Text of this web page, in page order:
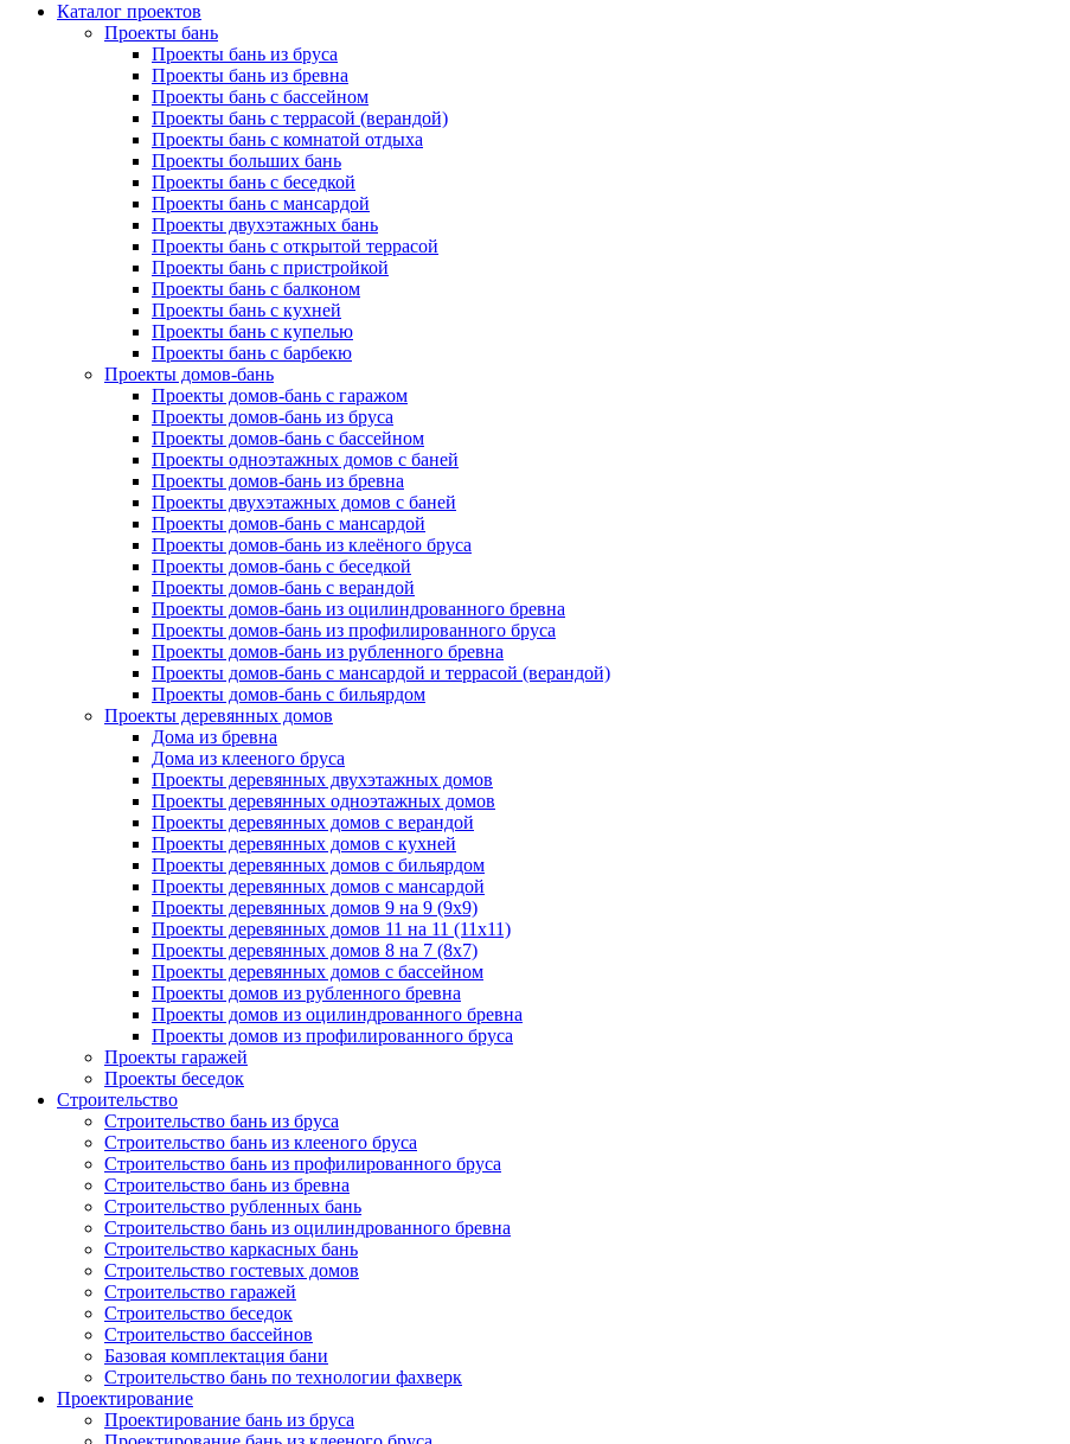
Каталог проектов
Проекты бань
Проекты бань из бруса
Проекты бань из бревна
Проекты бань с бассейном
Проекты бань с террасой (верандой)
Проекты бань с комнатой отдыха
Проекты больших бань
Проекты бань с беседкой
Проекты бань с мансардой
Проекты двухэтажных бань
Проекты бань с открытой террасой
Проекты бань с пристройкой
Проекты бань с балконом
Проекты бань с кухней
Проекты бань с купелью
Проекты бань с барбекю
Проекты домов-бань
Проекты домов-бань с гаражом
Проекты домов-бань из бруса
Проекты домов-бань с бассейном
Проекты одноэтажных домов с баней
Проекты домов-бань из бревна
Проекты двухэтажных домов с баней
Проекты домов-бань с мансардой
Проекты домов-бань из клеёного бруса
Проекты домов-бань с беседкой
Проекты домов-бань с верандой
Проекты домов-бань из оцилиндрованного бревна
Проекты домов-бань из профилированного бруса
Проекты домов-бань из рубленного бревна
Проекты домов-бань с мансардой и террасой (верандой)
Проекты домов-бань с бильярдом
Проекты деревянных домов
Дома из бревна
Дома из клееного бруса
Проекты деревянных двухэтажных домов
Проекты деревянных одноэтажных домов
Проекты деревянных домов с верандой
Проекты деревянных домов с кухней
Проекты деревянных домов с бильярдом
Проекты деревянных домов с мансардой
Проекты деревянных домов 9 на 9 (9x9)
Проекты деревянных домов 11 на 11 (11x11)
Проекты деревянных домов 8 на 7 (8x7)
Проекты деревянных домов с бассейном
Проекты домов из рубленного бревна
Проекты домов из оцилиндрованного бревна
Проекты домов из профилированного бруса
Проекты гаражей
Проекты беседок
Строительство
Строительство бань из бруса
Строительство бань из клееного бруса
Строительство бань из профилированного бруса
Строительство бань из бревна
Строительство рубленных бань
Строительство бань из оцилиндрованного бревна
Строительство каркасных бань
Строительство гостевых домов
Строительство гаражей
Строительство беседок
Строительство бассейнов
Базовая комплектация бани
Строительство бань по технологии фахверк
Проектирование
Проектирование бань из бруса